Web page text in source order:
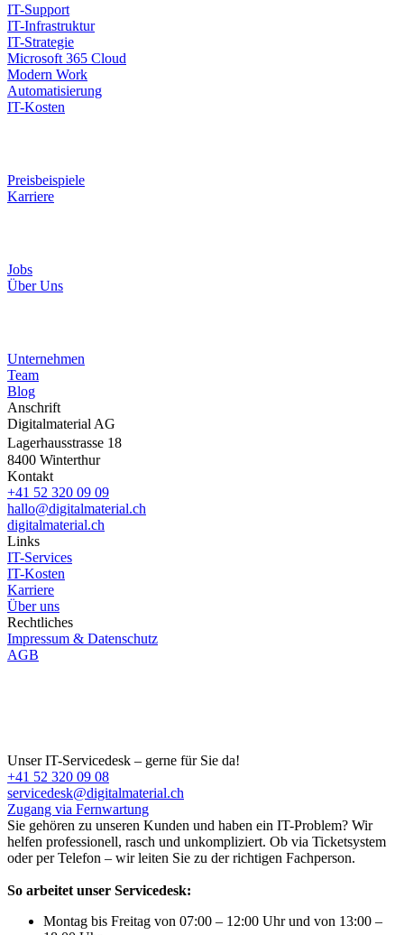
IT-Support
IT-Infrastruktur
IT-Strategie
Microsoft 365 Cloud
Modern Work
Automatisierung
IT-Kosten
Preisbeispiele
Karriere
Jobs
Über Uns
Unternehmen
Team
Blog
Anschrift
Digitalmaterial AG
Lagerhausstrasse 18
8400 Winterthur
Kontakt
+41 52 320 09 09
hallo@digitalmaterial.ch
digitalmaterial.ch
Links
IT-Services
IT-Kosten
Karriere
Über uns
Rechtliches
Impressum & Datenschutz
AGB
Unser IT-Servicedesk – gerne für Sie da!
+41 52 320 09 08
servicedesk@digitalmaterial.ch
Zugang via Fernwartung
Sie gehören zu unseren Kunden und haben ein IT-Problem? Wir
helfen professionell, rasch und unkompliziert. Ob via Ticketsystem
oder per Telefon – wir leiten Sie zu der richtigen Fachperson.
So arbeitet unser Servicedesk:
Montag bis Freitag von 07:00 – 12:00 Uhr und von 13:00 –